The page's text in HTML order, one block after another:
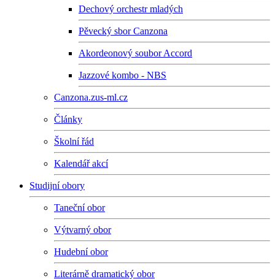
Dechový orchestr mladých
Pěvecký sbor Canzona
Akordeonový soubor Accord
Jazzové kombo - NBS
Canzona.zus-ml.cz
Články
Školní řád
Kalendář akcí
Studijní obory
Taneční obor
Výtvarný obor
Hudební obor
Literárně dramatický obor